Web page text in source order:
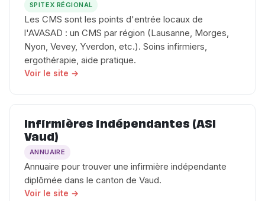
SPITEX RÉGIONAL
Les CMS sont les points d'entrée locaux de
l'AVASAD : un CMS par région (Lausanne, Morges,
Nyon, Vevey, Yverdon, etc.). Soins infirmiers,
ergothérapie, aide pratique.
Voir le site →
Infirmières indépendantes (ASI
Vaud)
ANNUAIRE
Annuaire pour trouver une infirmière indépendante
diplômée dans le canton de Vaud.
Voir le site →